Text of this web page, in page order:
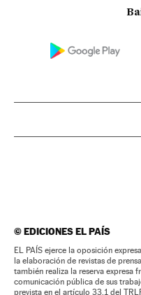
©EDICIONES EL PAÍS
EL PAÍS ejerce la oposición
la elaboración de revistas de
también realiza la reserva expresa
comunicación pública de sus
prevista en el artículo 33.1 del